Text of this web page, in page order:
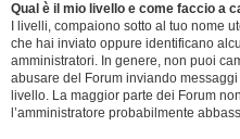
Qual è il mio livello e come faccio a
I livelli, compaiono sotto al tuo nome
che hai inviato oppure identificano
amministratori. In genere, non puoi
abusare del Forum inviando
livello. La maggior parte dei Forum
l’amministratore probabilmente